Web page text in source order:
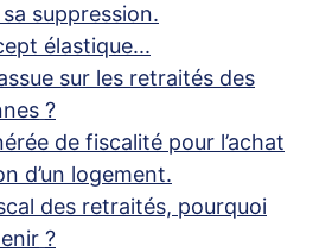
suppression.
élastique...
sur les retraités des
?
de fiscalité pour l’achat
d’un logement.
des retraités, pourquoi
?